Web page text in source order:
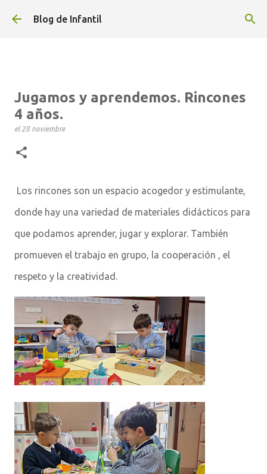
Ir al contenido principal
Blog de Infantil
Jugamos y aprendemos. Rincones
4 años.
el 28 noviembre
Los rincones son un espacio acogedor y estimulante,
donde hay una variedad de materiales didácticos para
que podamos aprender, jugar y explorar. También
promueven el trabajo en grupo, la cooperación , el
respeto y la creatividad.